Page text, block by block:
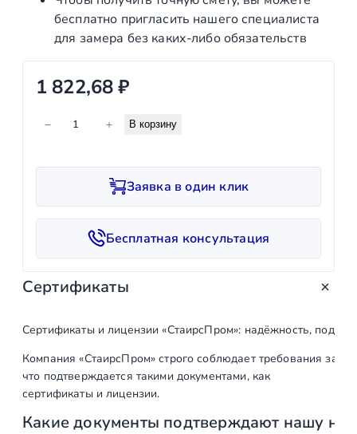
бесплатно пригласить нашего специалиста
для замера без каких‑либо обязательств
1 822,68₽
е
в
о
о
а
р
а
Ф
− + В корзину
Заявка в один клик
Бесплатная консультация
Сертификаты
Сертификаты и лицензии «СтаирсПром»: надёжность,
Компания «СтаирсПром» строго соблюдает требования
что подтверждается такими документами, как
сертификаты и лицензии.
Какие документы подтверждают нашу